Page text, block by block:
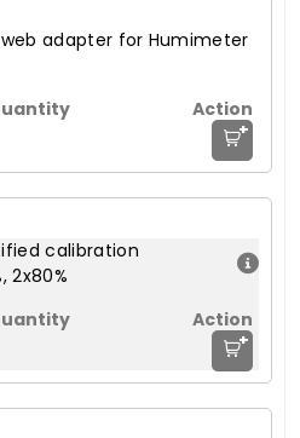
adapter for Humimeter
+
calibration
2x80%
+